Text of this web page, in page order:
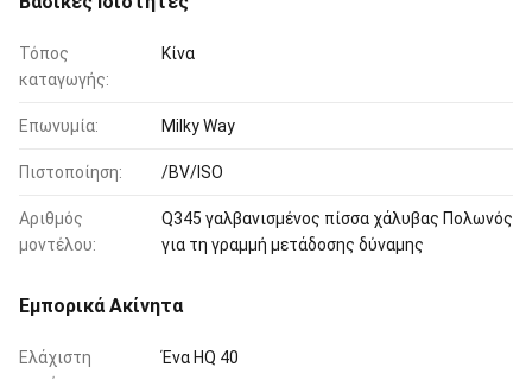
Τόπος
καταγωγής:
Κίνα
Επωνυμία: Milky Way
Πιστοποίηση: /BV/ISO
Αριθμός
μοντέλου:
Q345 γαλβανισμένος πίσσα χάλυβας Πολωνός
για τη γραμμή μετάδοσης δύναμης
Εμπορικά Ακίνητα
Ελάχιστη
Ένα HQ 40